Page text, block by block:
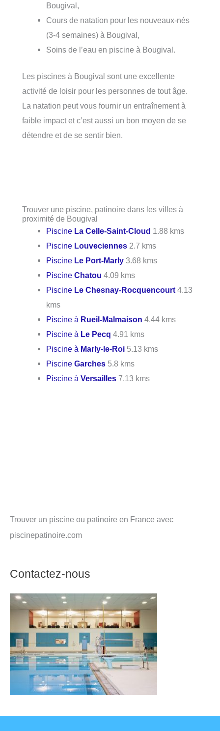
Bougival,
Cours de natation pour les nouveaux-nés
(3-4 semaines) à Bougival,
Soins de l’eau en piscine à Bougival.
Les piscines à Bougival sont une excellente
activité de loisir pour les personnes de tout âge.
La natation peut vous fournir un entraînement à
faible impact et c’est aussi un bon moyen de se
détendre et de se sentir bien.
Trouver une piscine, patinoire dans les villes à
proximité de Bougival
Piscine La Celle-Saint-Cloud 1.88 kms
Piscine Louveciennes 2.7 kms
Piscine Le Port-Marly 3.68 kms
PiscineChatou 4.09 kms
Piscine Le Chesnay-Rocquencourt 4.13
kms
Piscine à Rueil-Malmaison 4.44 kms
Piscine à Le Pecq 4.91 kms
Piscine à Marly-le-Roi 5.13 kms
PiscineGarches 5.8 kms
Piscine àVersailles 7.13 kms
Trouver un piscine ou patinoire en France avec
piscinepatinoire.com
Contactez-nous